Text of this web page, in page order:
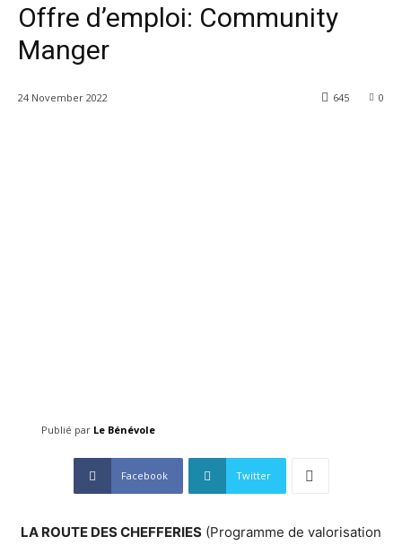
Offre d’emploi: Community
Manger
24 November 2022 0
645
Publié par Le Bénévole
Facebook Twitter
LA ROUTE DES CHEFFERIES (Programme de valorisation